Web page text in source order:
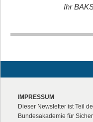
Ihr
IMPRESSUM
Dieser Newsletter ist Teil
Bundesakademie für